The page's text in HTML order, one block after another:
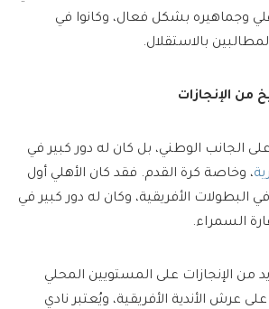
وجماهيره بشكل فعال، وكانوا في
بالاستقلال.
من الإنجازات
الجانب الوطني، بل كان له دور كبير في
، وخاصة كرة القدم. فقد كان الأهلي أول
الأفريقية، وكان له دور كبير في
السمراء.
من الإنجازات على المستويين المحلي
عرش الأندية الأفريقية، ويُعتبر نادي